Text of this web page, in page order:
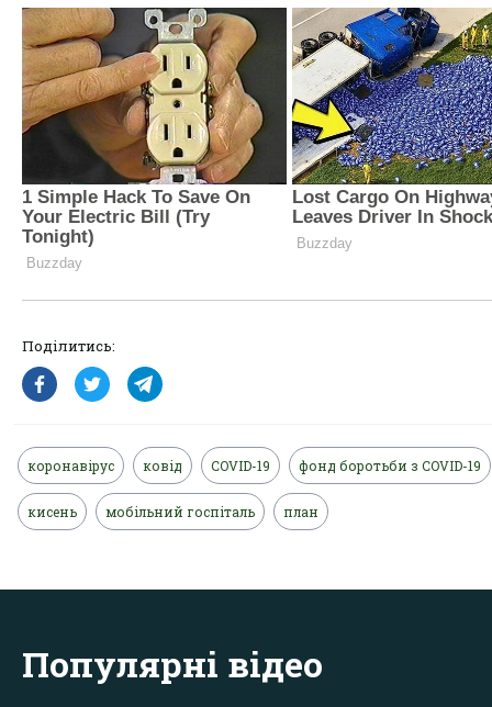
Поділитись:
коронавірус ковід COVID-19 фонд боротьби з COVID-19
кисень мобільний госпіталь план
Популярні відео